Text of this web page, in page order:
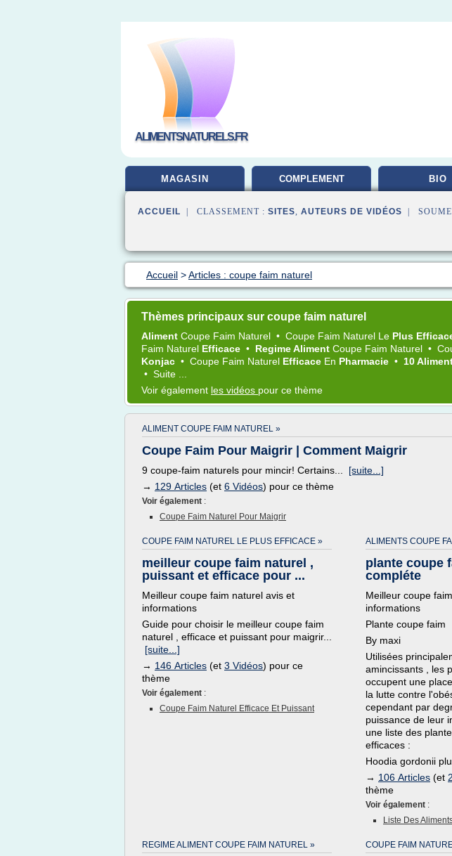
ALIMENTSNATURELS.FR
MAGASIN COMPLEMENT BIO
ACCUEIL | CLASSEMENT : SITES, AUTEURS DE VIDÉOS |
Accueil >Articles : coupe faim naturel
Thèmes principaux sur coupe faim naturel
Aliment Coupe Faim Naturel • Coupe Faim Naturel Le Plus
Faim Naturel Efficace • Regime Aliment Coupe Faim Naturel •
Konjac • Coupe Faim Naturel Efficace En Pharmacie • 10
• Suite ...
Voir également les vidéos pour ce thème
ALIMENT COUPE FAIM NATUREL »
Coupe Faim Pour Maigrir | Comment Maigrir
9 coupe-faim naturels pour mincir! Certains... [suite...]
→ 129 Articles (et 6 Vidéos) pour ce thème
Voir également :
Coupe Faim Naturel Pour Maigrir
COUPE FAIM NATUREL LE PLUS EFFICACE »
meilleur coupe faim naturel ,
puissant et efficace pour ...
Meilleur coupe faim naturel avis et
informations
Guide pour choisir le meilleur coupe faim
naturel , efficace et puissant pour maigrir...
[suite...]
→ 146 Articles (et 3 Vidéos) pour ce
thème
Voir également :
Coupe Faim Naturel Efficace Et Puissant
ALIMENTS COUPE
plante coupe
compléte
Meilleur coupe
informations
Plante coupe faim
By maxi
Utilisées
amincissants , les
occupent une
la lutte contre
cependant par
puissance de leur
une liste des
efficaces :
Hoodia gordonii
→ 106 Articles (et
thème
Voir également :
Liste Des
REGIME ALIMENT COUPE FAIM NATUREL » COUPE FAIM